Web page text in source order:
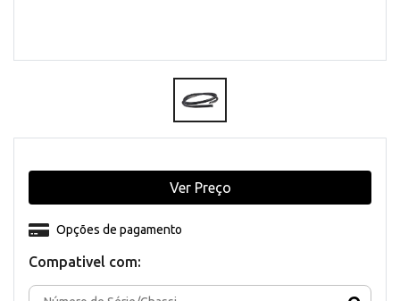
Compativel com:
Opções de pagamento
Ver Preço